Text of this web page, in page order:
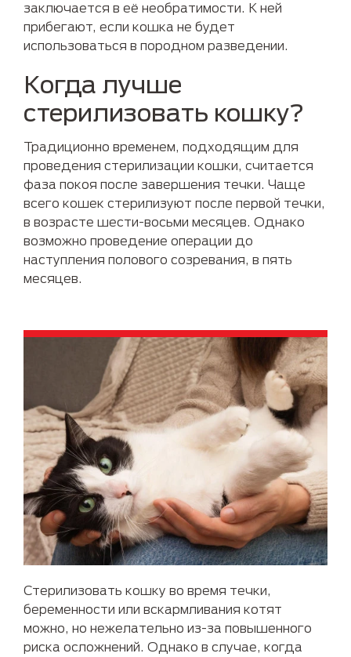
заключается в её необратимости. К ней
прибегают, если кошка не будет
использоваться в породном разведении.
Когда лучше
стерилизовать кошку?
Традиционно временем, подходящим для
проведения стерилизации кошки, считается
фаза покоя после завершения течки. Чаще
всего кошек стерилизуют после первой течки,
в возрасте шести-восьми месяцев. Однако
возможно проведение операции до
наступления полового созревания, в пять
месяцев.
Стерилизовать кошку во время течки,
беременности или вскармливания котят
можно, но нежелательно из-за повышенного
риска осложнений. Однако в случае, когда